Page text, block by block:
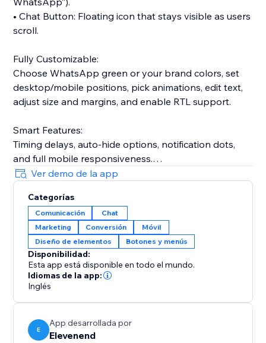
• Chat Button: Floating icon that stays visible as users
scroll.
Fully Customizable:
Choose WhatsApp green or your brand colors, set
desktop/mobile positions, pick animations, edit text,
adjust size and margins, and enable RTL support.
Smart Features:
Timing delays, auto-hide options, notification dots,
and full mobile responsiveness.
Privacy-First:
Your phone number stays hidden—visitors only see
your message prompt.
Perfect for e-commerce, services, real estate,
restaurants, consultants, and more.
Setup in 60 seconds:
Ver demo de la app
Categorías
Comunicación
Chat
Marketing
Conversión
Móvil
Diseño de elementos
Botones y menús
Disponibilidad:
Esta app está disponible en todo el mundo.
Idiomas de la app:
Inglés
E
App desarrollada por
Elevenend